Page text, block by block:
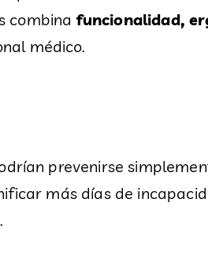
combinafuncionalidad,
médico.
prevenirse
más días de